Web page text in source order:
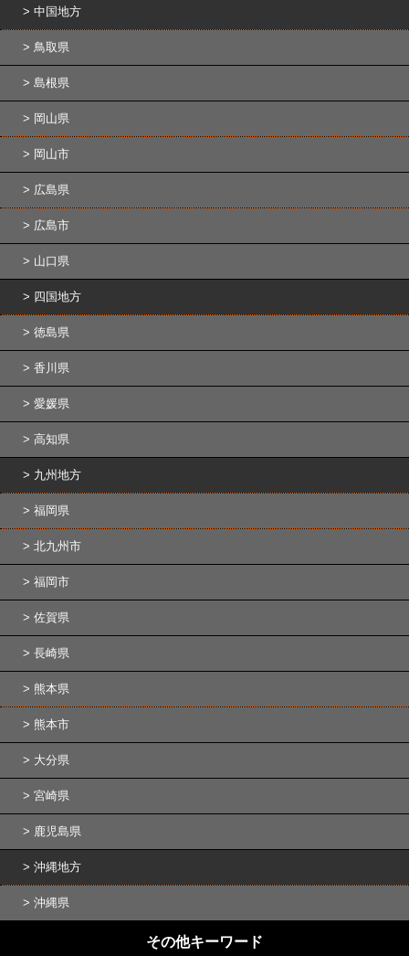
中国地方
鳥取県
島根県
岡山県
岡山市
広島県
広島市
山口県
四国地方
徳島県
香川県
愛媛県
高知県
九州地方
福岡県
北九州市
福岡市
佐賀県
長崎県
熊本県
熊本市
大分県
宮崎県
鹿児島県
沖縄地方
沖縄県
その他キーワード